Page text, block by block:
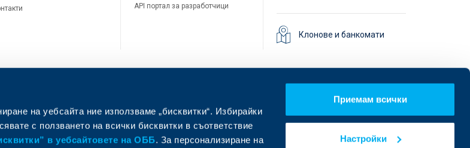
на уебсайта ние използваме „бисквитки“. Избирайки
с ползването на всички бисквитки в съответствие
в уебсайтовете на ОББ. За персонализиране на
Приемам всички
Настройки
API портал за разработчици
Клонове и банкомати